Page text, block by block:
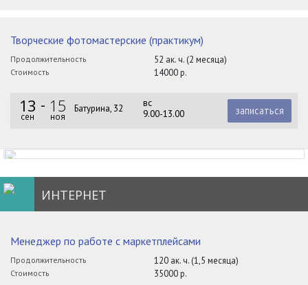
Творческие фотомастерские (практикум)
Продолжительность 52 ак. ч. (2 месяца)
Стоимость 14000 р.
13
сен
15
ноя
Батурина, 32
вс
9.00-13.00
записаться
ИНТЕРНЕТ
Менеджер по работе с маркетплейсами
Продолжительность 120 ак. ч. (1,5 месяца)
Стоимость 35000 р.